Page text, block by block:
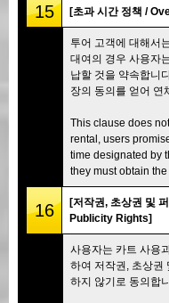
15 [초과 시간 정책 /
투어 고객에 대해서
대여의 경우 사용자
납할 것을 약속합니
장의 동의를 얻어 연
This clause does
rental, users
time designated by
they must obtain
16
[저작권, 초상권 및
Publicity Rights]
사용자는 카트 사용
하여 저작권, 초상권
하지 않기로 동의합